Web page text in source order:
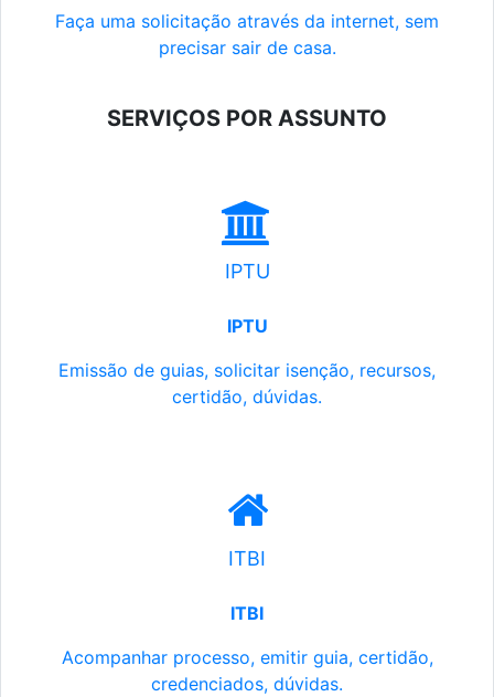
Faça uma solicitação através da internet, sem
precisar sair de casa.
SERVIÇOS POR ASSUNTO
IPTU
IPTU
Emissão de guias, solicitar isenção, recursos,
certidão, dúvidas.
ITBI
ITBI
Acompanhar processo, emitir guia, certidão,
credenciados, dúvidas.